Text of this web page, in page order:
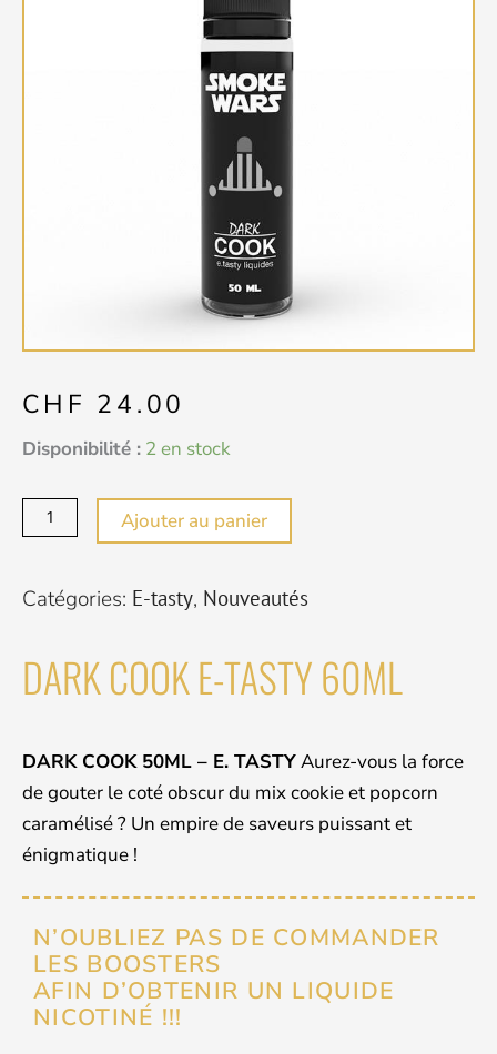
CHF 24.00
Disponibilité : 2 en stock
quantité
DARK
COOK
TASTY
Ajouter au panier
Catégories: E-tasty, Nouveautés
DARK COOK E-TASTY 60ML
DARK COOK 50ML – E. TASTYAurez­-vous la force
de gouter le coté obscur du mix cookie et popcorn
caramélisé ? Un empire de saveurs puissant et
énigmatique !
N’OUBLIEZ PAS DE COMMANDER
LES BOOSTERS
AFIN D’OBTENIR UN LIQUIDE
NICOTINÉ !!!